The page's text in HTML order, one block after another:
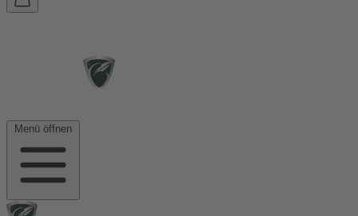
Menü öffnen